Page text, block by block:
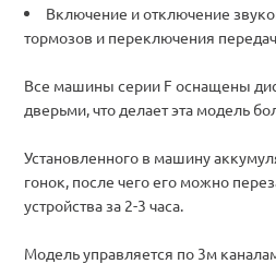
Включение и отключение
тормозов и переключения передач.
Все машины серии F оснащены
дверьми, что делает эта модель
Установленного в машину
гонок, после чего его можно
устройства за 2-3 часа.
Модель управляется по 3м